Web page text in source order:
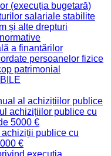
(execuția bugetară)
salariale stabilite
și alte drepturi
a finanțărilor
persoanelor fizice
patrimonial
al achizițiilor publice
achizițiilor publice cu
5000 €
publice cu
€
execuția